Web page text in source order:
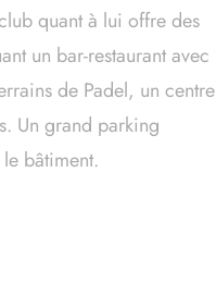
quant à lui offre des
un bar-restaurant avec
de Padel, un centre
Un grand parking
bâtiment.